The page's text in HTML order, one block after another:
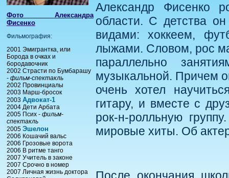
Фото Александра
Фисенко
Фильмография:
2001 Эмигрантка, или
Борода в очках и
бородавочник
2002 Страсти по Бумбарашу
- фильм-спектакль
2002 Провинциалы
2003 Марш-бросок
2003 Адвокат-1
2004 Дети Арбата
2005 Псих - фильм-
спектакль
2005 Эшелон
2006 Кошачий вальс
2006 Грозовые ворота
2006 В ритме танго
2007 Учитель в законе
2007 Срочно в номер
2007 Личная жизнь доктора
Александр Фисенко
области. С детства
видами: хоккеем,
лыжами. Словом, рос
параллельно
музыкальной. Причем
очень хотел
гитару, и вместе с
рок-н-ролльную
мировые хиты. Об